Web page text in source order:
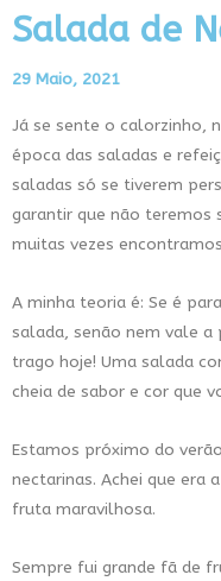
Salada de
29 Maio, 2021
Já se sente o calorzinho,
época das saladas e
saladas só se tiverem
garantir que não teremos
muitas vezes
A minha teoria é: Se é
salada, senão nem vale a
trago hoje! Uma salada
cheia de sabor e cor que
Estamos próximo do
nectarinas. Achei que era
fruta maravilhosa.
Sempre fui grande fã de